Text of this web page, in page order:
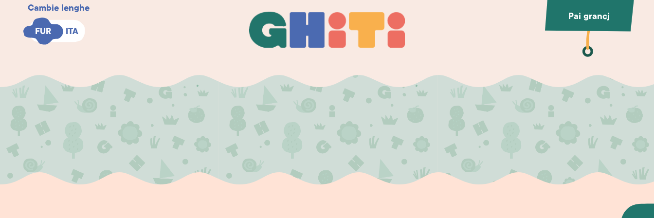
Cambie lenghe
FUR ITA
FUR ITA Ghiti
Ghiti Pai grancj